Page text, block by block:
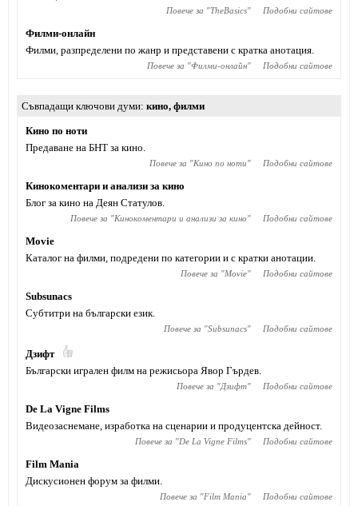
Повече за "TheBasics" Подобни сайтове
Филми-онлайн
Филми, разпределени по жанр и представени с кратка анотация.
Повече за "Филми-онлайн" Подобни сайтове
Съвпадащи ключови думи кино, филми
Кино по ноти
Предаване на БНТ за кино.
Повече за "Кино по ноти" Подобни сайтове
Кинокоментари и анализи за кино
Блог за кино на Деян Статулов.
Повече за "Кинокоментари и анализи за кино" Подобни сайтове
Movie
Каталог на филми, подредени по категории и с кратки анотации.
Повече за "Movie" Подобни сайтове
Subsunacs
Субтитри на български език.
Повече за "Subsunacs" Подобни сайтове
Дзифт
Български игрален филм на режисьора Явор Гърдев.
Повече за "Дзифт" Подобни сайтове
De La Vigne Films
Видеозаснемане, изработка на сценарии и продуцентска дейност.
Повече за "De La Vigne Films" Подобни сайтове
Film Mania
Дискусионен форум за филми.
Повече за "Film Mania" Подобни сайтове